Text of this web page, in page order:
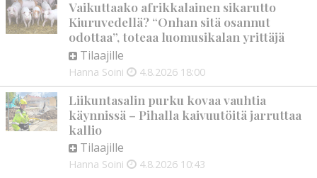
Vaikuttaako afrikkalainen sikarutto
Kiuruvedellä? “Onhan sitä osannut
odottaa”, toteaa luomusikalan yrittäjä
Tilaajille
Hanna Soini 4.8.2026 18:00
Liikuntasalin purku kovaa vauhtia
käynnissä – Pihalla kaivuutöitä jarruttaa
kallio
Tilaajille
Hanna Soini 4.8.2026 10:43